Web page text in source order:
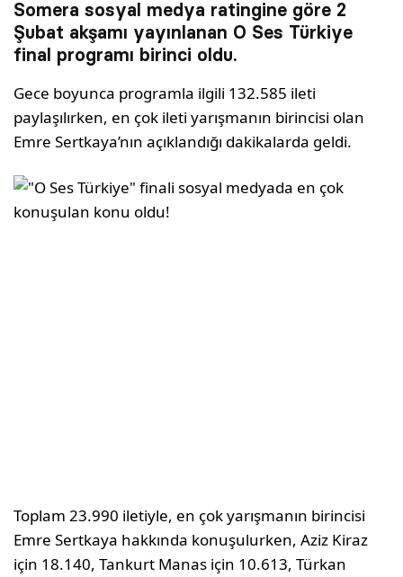
Somera sosyal medya ratingine göre 2
Şubat akşamı yayınlanan O Ses Türkiye
final programı birinci oldu.
Gece boyunca programla ilgili 132.585 ileti
paylaşılırken, en çok ileti yarışmanın birincisi olan
Emre Sertkaya’nın açıklandığı dakikalarda geldi.
Toplam 23.990 iletiyle, en çok yarışmanın birincisi
Emre Sertkaya hakkında konuşulurken, Aziz Kiraz
için 18.140, Tankurt Manas için 10.613, Türkan